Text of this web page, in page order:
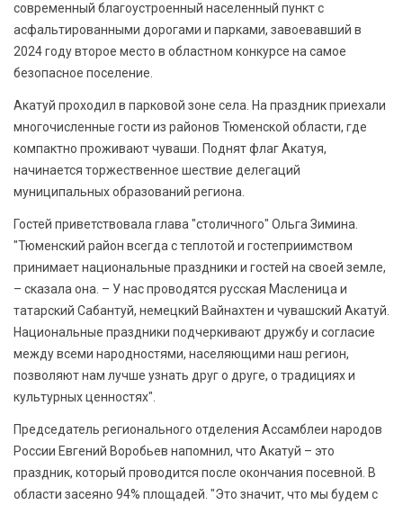
современный благоустроенный населенный пункт с
асфальтированными дорогами и парками, завоевавший в
2024 году второе место в областном конкурсе на самое
безопасное поселение.
Акатуй проходил в парковой зоне села. На праздник приехали
многочисленные гости из районов Тюменской области, где
компактно проживают чуваши. Поднят флаг Акатуя,
начинается торжественное шествие делегаций
муниципальных образований региона.
Гостей приветствовала глава "столичного" Ольга Зимина.
"Тюменский район всегда с теплотой и гостеприимством
принимает национальные праздники и гостей на своей земле,
– сказала она. – У нас проводятся русская Масленица и
татарский Сабантуй, немецкий Вайнахтен и чувашский Акатуй.
Национальные праздники подчеркивают дружбу и согласие
между всеми народностями, населяющими наш регион,
позволяют нам лучше узнать друг о друге, о традициях и
культурных ценностях".
Председатель регионального отделения Ассамблеи народов
России Евгений Воробьев напомнил, что Акатуй – это
праздник, который проводится после окончания посевной. В
области засеяно 94% площадей. "Это значит, что мы будем с